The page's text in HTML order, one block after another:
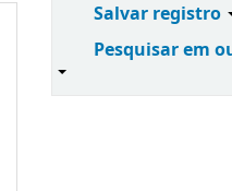
Salvar registro
Pesquisar em